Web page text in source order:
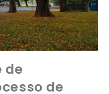
de
de